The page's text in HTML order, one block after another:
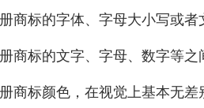
标的字体、字母大小写或者
标的文字、字母、数字等之
标颜色，在视觉上基本无差